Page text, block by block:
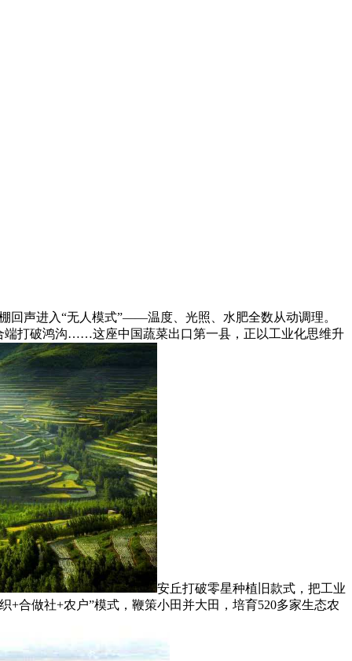
声进入“无人模式”——温度、光照、水肥全数从动调理。
端打破鸿沟……这座中国蔬菜出口第一县，正以工业化思维升
安丘打破零星种植旧款式，把工业
合做社+农户”模式，鞭策小田并大田，培育520多家生态农